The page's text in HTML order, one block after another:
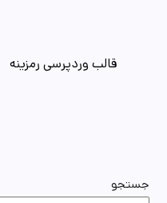
قالب وردپرسی رمزینه
جستجو